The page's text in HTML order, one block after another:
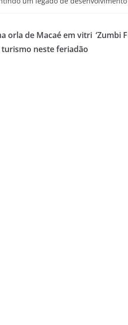
orla de Macaé em vitri
turismo neste feriadão
‘Zumbi